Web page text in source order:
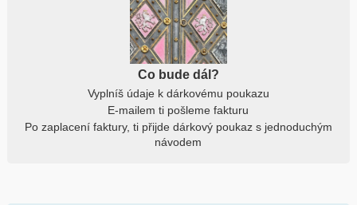
Co bude dál?
Vyplníš údaje k dárkovému poukazu
E-mailem ti pošleme fakturu
Po zaplacení faktury, ti přijde dárkový poukaz s jednoduchým
návodem